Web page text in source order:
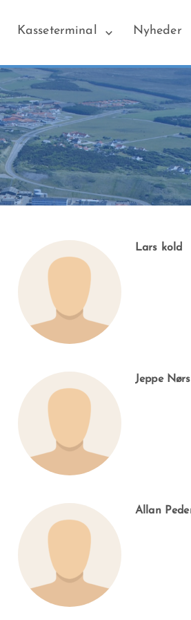
Kasseterminal Nyheder
Lars kold
Jeppe
Allan